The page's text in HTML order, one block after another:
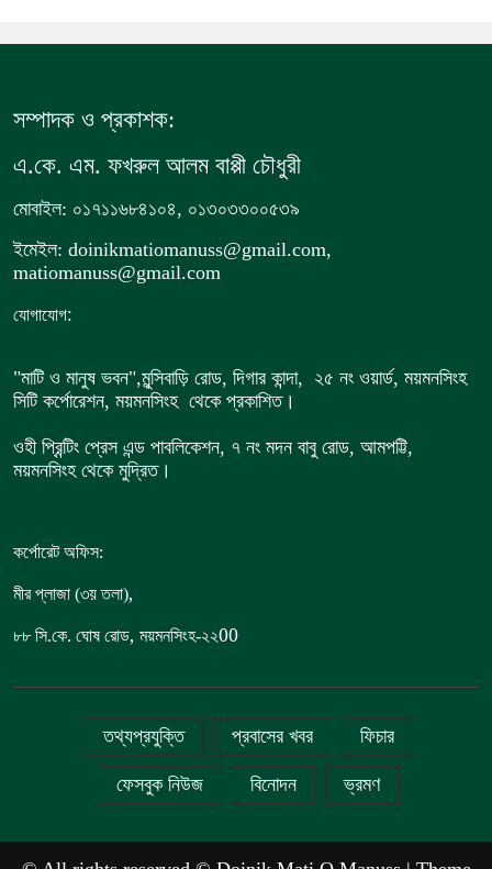
সম্পাদক ও প্রকাশক:
এ.কে. এম. ফখরুল আলম বাপ্পী চৌধুরী
মোবাইল: ০১৭১১৬৮৪১০৪, ০১৩০৩৩০০৫৩৯
ইমেইল: doinikmatiomanuss@gmail.com,
matiomanuss@gmail.com
যোগাযোগ:
"মাটি ও মানুষ ভবন",মুন্সিবাড়ি রোড, দিগার কান্দা, ২৫ নং ওয়ার্ড, ময়মনসিংহ
সিটি কর্পোরেশন, ময়মনসিংহ থেকে প্রকাশিত।
ওহী প্রিন্টিং প্রেস এন্ড পাবলিকেশন, ৭ নং মদন বাবু রোড, আমপট্টি,
ময়মনসিংহ থেকে মুদ্রিত।
কর্পোরেট অফিস:
মীর প্লাজা (৩য় তলা),
৮৮ সি.কে. ঘোষ রোড, ময়মনসিংহ-২২00
তথ্যপ্রযুক্তি প্রবাসের খবর ফিচার
ফেসবুক নিউজ বিনোদন ভ্রমণ